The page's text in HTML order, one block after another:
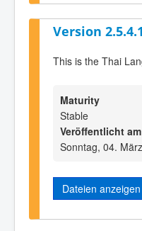
Version 2.5.4.1
This is the Thai
Maturity
Stable
Veröffentlicht am
Sonntag, 04.
Dateien anzeigen